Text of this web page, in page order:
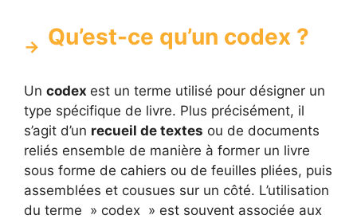
Qu’est-ce qu’un codex ?
Un codex est un terme utilisé pour désigner un
type spécifique de livre. Plus précisément, il
s’agit d’un recueil de textes ou de documents
reliés ensemble de manière à former un livre
sous forme de cahiers ou de feuilles pliées, puis
assemblées et cousues sur un côté. L’utilisation
du terme » codex » est souvent associée aux